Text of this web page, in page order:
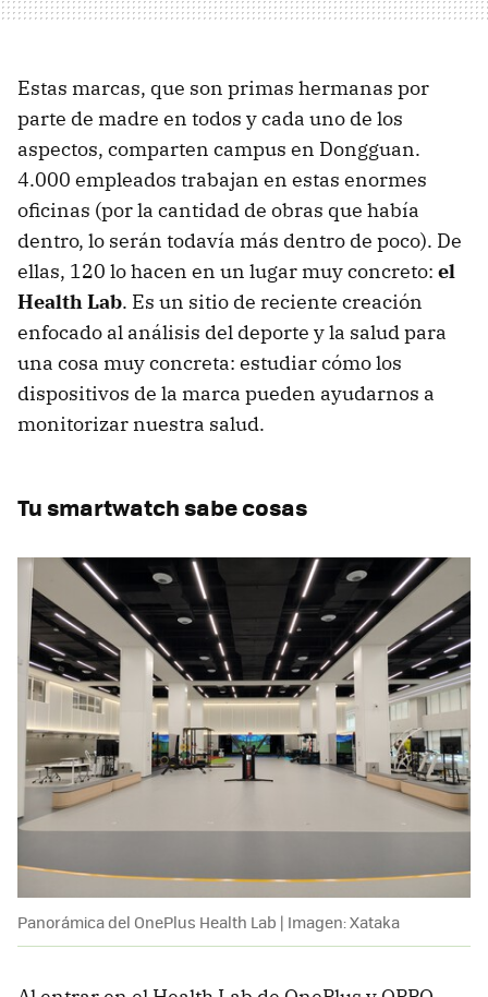
Estas marcas, que son primas hermanas por
parte de madre en todos y cada uno de los
aspectos, comparten campus en Dongguan.
4.000 empleados trabajan en estas enormes
oficinas (por la cantidad de obras que había
dentro, lo serán todavía más dentro de poco). De
ellas, 120 lo hacen en un lugar muy concreto: el
Health Lab. Es un sitio de reciente creación
enfocado al análisis del deporte y la salud para
una cosa muy concreta: estudiar cómo los
dispositivos de la marca pueden ayudarnos a
monitorizar nuestra salud.
Tu smartwatch sabe cosas
Panorámica del OnePlus Health Lab | Imagen: Xataka